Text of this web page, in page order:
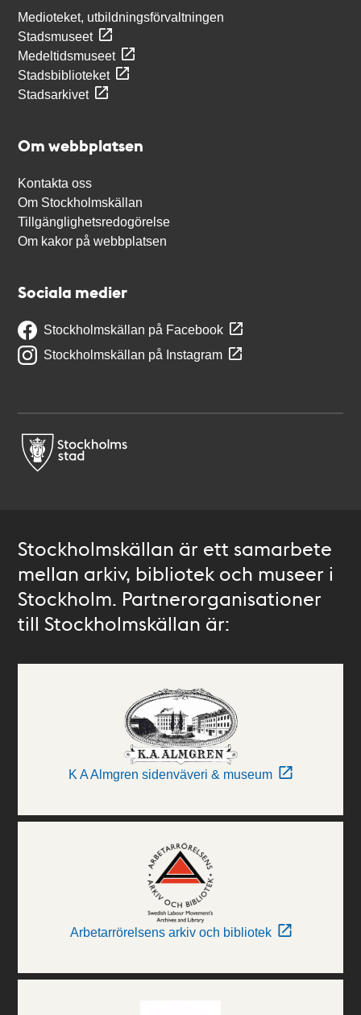
Medioteket, utbildningsförvaltningen
Stadsmuseet
Medeltidsmuseet
Stadsbiblioteket
Stadsarkivet
Om webbplatsen
Kontakta oss
Om Stockholmskällan
Tillgänglighetsredogörelse
Om kakor på webbplatsen
Sociala medier
Stockholmskällan på Facebook
Stockholmskällan på Instagram
Stockholmskällan är ett samarbete
mellan arkiv, bibliotek och museer i
Stockholm. Partnerorganisationer
till Stockholmskällan är:
K A Almgren sidenväveri & museum
Arbetarrörelsens arkiv och bibliotek